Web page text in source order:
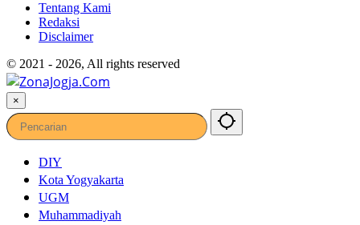
Tentang Kami
Redaksi
Disclaimer
© 2021 - 2026, All rights reserved
×
DIY
Kota Yogyakarta
UGM
Muhammadiyah